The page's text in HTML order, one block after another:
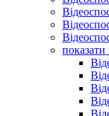
показати